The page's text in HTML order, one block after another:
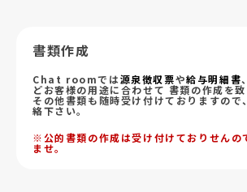
書類作成
Chat roomでは源泉徴収票や給与明細書、
どお客様の用途に合わせて 書類の作成を致
その他書類も随時受け付けておりますので
絡下さい。
※公的書類の作成は受け付けておりせんの
ませ。